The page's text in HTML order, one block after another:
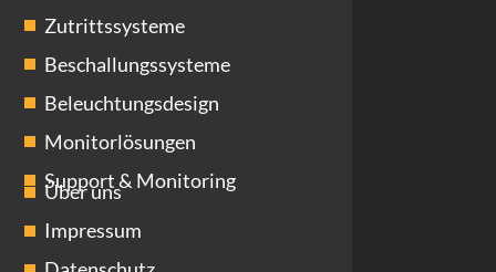
Zutrittssysteme
Beschallungssysteme
Beleuchtungsdesign
Monitorlösungen
Support & Monitoring
Über uns
Impressum